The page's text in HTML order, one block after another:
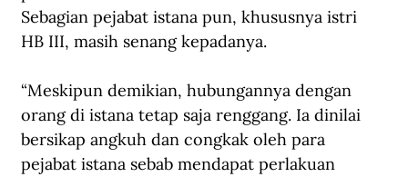
Sebagian pejabat istana pun, khususnya istri
HB III, masih senang kepadanya.
“Meskipun demikian, hubungannya dengan
orang di istana tetap saja renggang. Ia dinilai
bersikap angkuh dan congkak oleh para
pejabat istana sebab mendapat perlakuan